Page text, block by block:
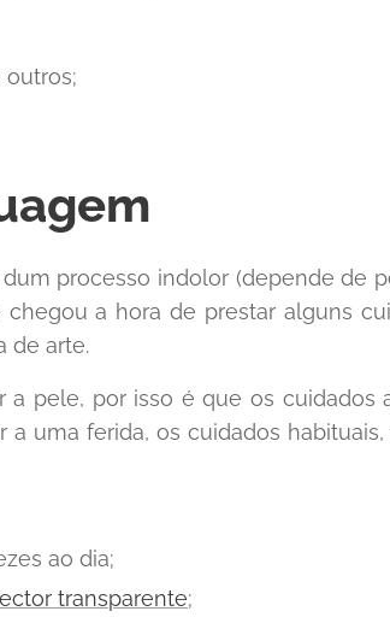
outros;
processo indolor (depende de
a hora de prestar alguns
de arte.
pele, por isso é que os cuidados
uma ferida, os cuidados
ao dia;
transparente;